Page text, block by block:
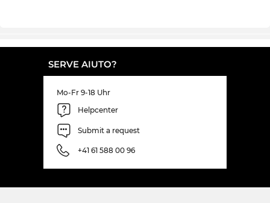
SERVE AIUTO?
Mo-Fr 9-18 Uhr
Helpcenter
Submit a request
+41 61 588 00 96